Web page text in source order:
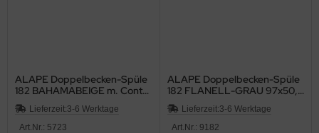
ALAPE Doppelbecken-Spüle
182 BAHAMABEIGE m. Contur
MOCCA 97x50,5
Lieferzeit:3-6 Werktage
Art.Nr.: 5723
ALAPE Doppelbecken-Spüle
182 FLANELL-GRAU 97x50,5
cm
Lieferzeit:3-6 Werktage
Art.Nr.: 9182